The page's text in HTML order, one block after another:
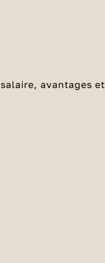
avantages et
», c’est
soient faciles
faire des
auprès des